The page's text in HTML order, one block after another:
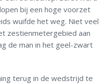
bij een hoge voorzet
wuifde het weg. Niet veel
zestienmetergebied aan
de man in het geel-zwart
terug in de wedstrijd te